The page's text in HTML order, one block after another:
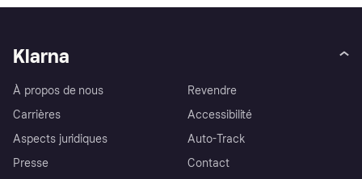
Klarna
À propos de nous
Carrières
Aspects juridiques
Presse
Revendre
Accessibilité
Auto-Track
Contact